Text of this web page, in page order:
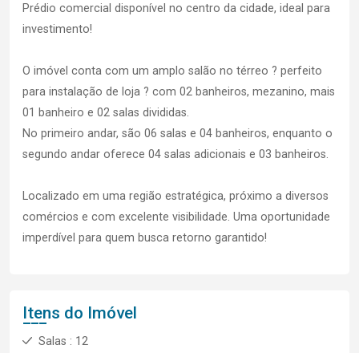
Prédio comercial disponível no centro da cidade, ideal para
investimento!
O imóvel conta com um amplo salão no térreo ? perfeito
para instalação de loja ? com 02 banheiros, mezanino, mais
01 banheiro e 02 salas divididas.
No primeiro andar, são 06 salas e 04 banheiros, enquanto o
segundo andar oferece 04 salas adicionais e 03 banheiros.
Localizado em uma região estratégica, próximo a diversos
comércios e com excelente visibilidade. Uma oportunidade
imperdível para quem busca retorno garantido!
Itens do Imóvel
Salas : 12